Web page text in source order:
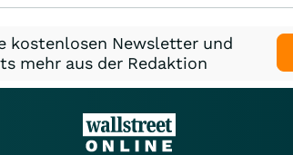
kostenlosen Newsletter und
mehr aus der Redaktion